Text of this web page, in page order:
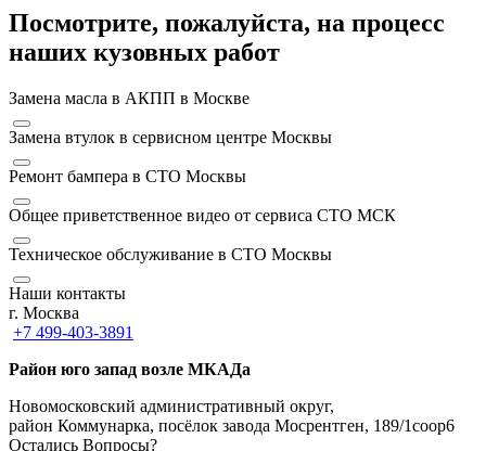
Посмотрите, пожалуйста, на процесс
наших кузовных работ
Замена масла в АКПП в Москве
Замена втулок в сервисном центре Москвы
Ремонт бампера в СТО Москвы
Общее приветственное видео от сервиса СТО МСК
Техническое обслуживание в СТО Москвы
Наши контакты
г. Москва
+7 499-403-3891
Район юго запад возле МКАДа
Новомосковский административный округ,
район Коммунарка, посёлок завода Мосрентген, 189/1соор6
Остались Вопросы?